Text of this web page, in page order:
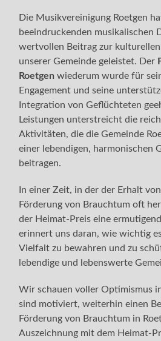
Die Musikvereinigung Roetgen
beeindruckenden musikalischen
wertvollen Beitrag zur
unserer Gemeinde geleistet. Der
Roetgen wiederum wurde für
Engagement und seine
Integration von Geflüchteten
Leistungen unterstreicht die
Aktivitäten, die die Gemeinde
einer lebendigen, harmonischen
beitragen.
In einer Zeit, in der der Erhalt
Förderung von Brauchtum oft
der Heimat-Preis eine
erinnert uns daran, wie wichtig
Vielfalt zu bewahren und zu
lebendige und lebenswerte
Wir schauen voller Optimismus
sind motiviert, weiterhin einen
Förderung von Brauchtum in
Auszeichnung mit dem Heimat-